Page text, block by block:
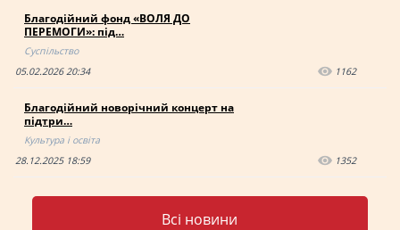
Благодійний фонд «ВОЛЯ ДО
ПЕРЕМОГИ»: під…
Суспільство
05.02.2026 20:34
1162
Благодійний новорічний концерт на
підтри…
Культура і освіта
28.12.2025 18:59
1352
Всі новини